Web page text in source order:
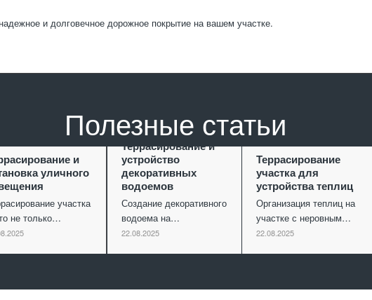
и долговечное дорожное покрытие на вашем участке.
Полезные статьи
и
уличного
участка
не только…
Террасирование и
устройство
декоративных
водоемов
Создание декоративного
водоема на…
22.08.2025
Террасирование
участка для
устройства теплиц
Организация теплиц на
участке с неровным…
22.08.2025